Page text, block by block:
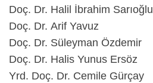
Doç. Dr. Halil İbrahim Sarıoğlu
Doç. Dr. Arif Yavuz
Doç. Dr. Süleyman Özdemir
Doç. Dr. Halis Yunus Ersöz
Yrd. Doç. Dr. Cemile Gürçay